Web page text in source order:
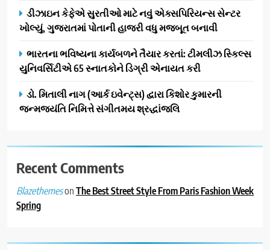
અંદાજ
ENTERTAINMENT
ઝી સ્ટુડિયોઝનું ગુજરાતી સિનેમામાં
ગ્રાન્ડ એન્ટ્રી: સિદ્ધાર્થ રાંદેરિયાની
શરૂઆત
એક્સપિરિયન્સ સેન્ટર ખોલ્યું,
ગુજરાતમાં પોતાની હાજરી વધુ
મજબૂત બનાવી
BUSINESS
4
યુનિવર્સિટીએ 65 સ્નાતકોને ડિગ્રી
EDUCATION
ડીઝાઇન કેફેએ સુરતીઓ માટે નવું એક્સપિરિયન્સ સેન્ટર
ખોલ્યું, ગુજરાતમાં પોતાની હાજરી વધુ મજબૂત બનાવી
ભારતના ભવિષ્યના કાર્યબળને તૈયાર કરતાં: ટીમલીઝ સ્કિલ્સ
યુનિવર્સિટીએ 65 સ્નાતકોને ડિગ્રી એનાયત કરી
ડો. મિતાલી નાગ (આર્ક ઇવેન્ટ્સ) દ્વારા કિશોર કુમારની
જન્મજયંતિ નિમિત્તે સંગીતમય શ્રદ્ધાંજલિ
Recent Comments
BlazethemesonThe Best Street Style From Paris Fashion Week
Spring